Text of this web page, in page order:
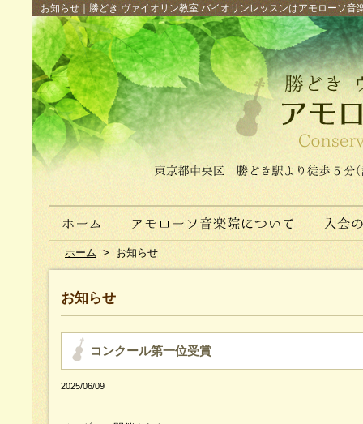
お知らせ｜勝どき ヴァイオリン教室 バイオリンレッスンはアモローソ
ホーム > お知らせ
お知らせ
コンクール第一位受賞
2025/06/09